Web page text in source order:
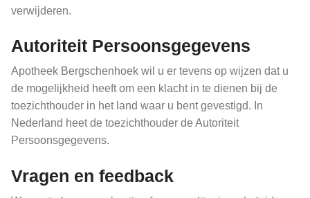
verwijderen.
Autoriteit Persoonsgegevens
Apotheek Bergschenhoek wil u er tevens op wijzen dat u
de mogelijkheid heeft om een klacht in te dienen bij de
toezichthouder in het land waar u bent gevestigd. In
Nederland heet de toezichthouder de Autoriteit
Persoonsgegevens.
Vragen en feedback